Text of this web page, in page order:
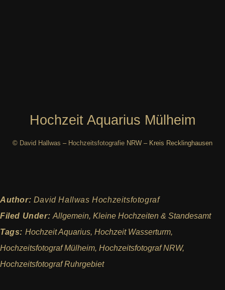
Hochzeit Aquarius Mülheim
© David Hallwas – Hochzeitsfotografie NRW – Kreis Recklinghausen
Author: David Hallwas Hochzeitsfotograf
Filed Under: Allgemein, Kleine Hochzeiten & Standesamt
Tags: Hochzeit Aquarius, Hochzeit Wasserturm,
Hochzeitsfotograf Mülheim, Hochzeitsfotograf NRW,
Hochzeitsfotograf Ruhrgebiet